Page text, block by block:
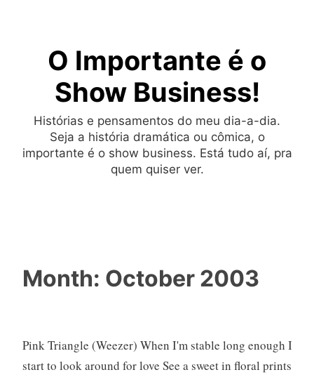
O Importante é o
Show Business!
Histórias e pensamentos do meu dia-a-dia.
Seja a história dramática ou cômica, o
importante é o show business. Está tudo aí, pra
quem quiser ver.
Month: October 2003
Pink Triangle (Weezer) When I'm stable long enough I
start to look around for love See a sweet in floral prints